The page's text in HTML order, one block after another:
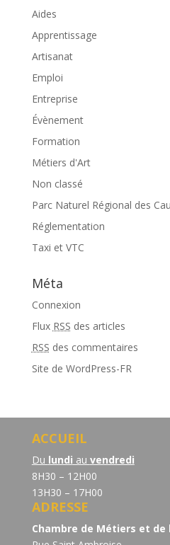
Aides
Apprentissage
Artisanat
Emploi
Entreprise
Évènement
Formation
Métiers d'Art
Non classé
Parc Naturel Régional des
Réglementation
Taxi et VTC
Méta
Connexion
Flux RSS des articles
RSS des commentaires
Site de WordPress-FR
ACCUEIL
Du lundi au vendredi
8H30 – 12H00
13H30 – 17H00
ADRESSE
Chambre de Métiers et de